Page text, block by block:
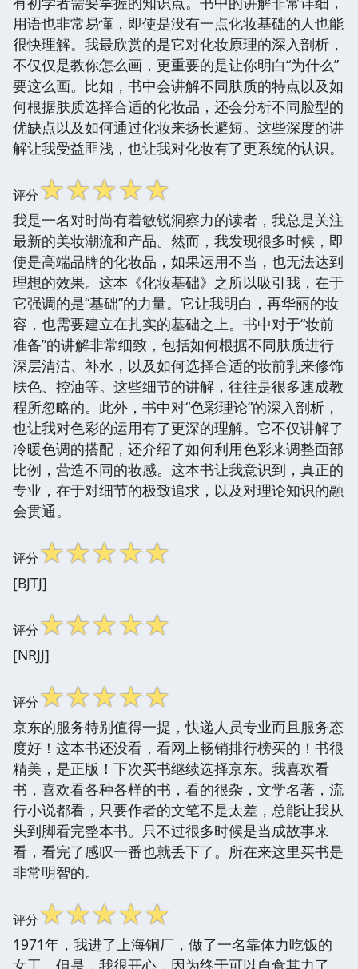
用语也非常易懂，即使是没有一点化妆基础的人也能
很快理解。我最欣赏的是它对化妆原理的深入剖析，
不仅仅是教你怎么画，更重要的是让你明白“为什么”
要这么画。比如，书中会讲解不同肤质的特点以及如
何根据肤质选择合适的化妆品，还会分析不同脸型的
优缺点以及如何通过化妆来扬长避短。这些深度的讲
解让我受益匪浅，也让我对化妆有了更系统的认识。
评分☆☆☆☆☆
我是一名对时尚有着敏锐洞察力的读者，我总是关注
最新的美妆潮流和产品。然而，我发现很多时候，即
使是高端品牌的化妆品，如果运用不当，也无法达到
理想的效果。这本《化妆基础》之所以吸引我，在于
它强调的是“基础”的力量。它让我明白，再华丽的妆
容，也需要建立在扎实的基础之上。书中对于“妆前
准备”的讲解非常细致，包括如何根据不同肤质进行
深层清洁、补水，以及如何选择合适的妆前乳来修饰
肤色、控油等。这些细节的讲解，往往是很多速成教
程所忽略的。此外，书中对“色彩理论”的深入剖析，
也让我对色彩的运用有了更深的理解。它不仅讲解了
冷暖色调的搭配，还介绍了如何利用色彩来调整面部
比例，营造不同的妆感。这本书让我意识到，真正的
专业，在于对细节的极致追求，以及对理论知识的融
会贯通。
评分☆☆☆☆☆
[BJTJ]
评分☆☆☆☆☆
[NRJJ]
评分☆☆☆☆☆
京东的服务特别值得一提，快递人员专业而且服务态
度好！这本书还没看，看网上畅销排行榜买的！书很
精美，是正版！下次买书继续选择京东。我喜欢看
书，喜欢看各种各样的书，看的很杂，文学名著，流
行小说都看，只要作者的文笔不是太差，总能让我从
头到脚看完整本书。只不过很多时候是当成故事来
看，看完了感叹一番也就丢下了。所在来这里买书是
非常明智的。
评分☆☆☆☆☆
1971年，我进了上海铜厂，做了一名靠体力吃饭的
女工。但是，我很开心，因为终于可以自食其力了。